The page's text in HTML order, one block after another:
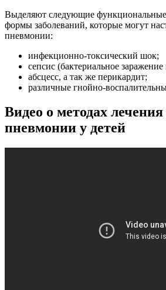
Выделяют следующие функциональные
формы заболеваний, которые могут
пневмонии:
инфекционно-токсический шок;
сепсис (бактериальное
абсцесс, а так же перикардит;
различные гнойно-
Видео о методах
пневмонии у детей